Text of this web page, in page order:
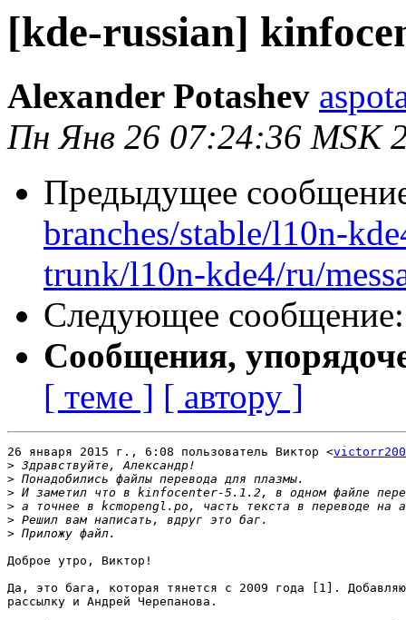
[kde-russian]
Alexander Potashev
Пн Янв 26 07:24:36 MSK
Предыдущее
branches/stable/l10n-
trunk/l10n-kde4/ru/
Следующее
Сообщения,
[ теме ] [ автору ]
26 января 2015 г., 6:08 пользователь Виктор <
>
>
>
>
>
>
Доброе утро, Виктор!
Да, это бага, которая тянется с 2009 года [1].
рассылку и Андрей Черепанова.